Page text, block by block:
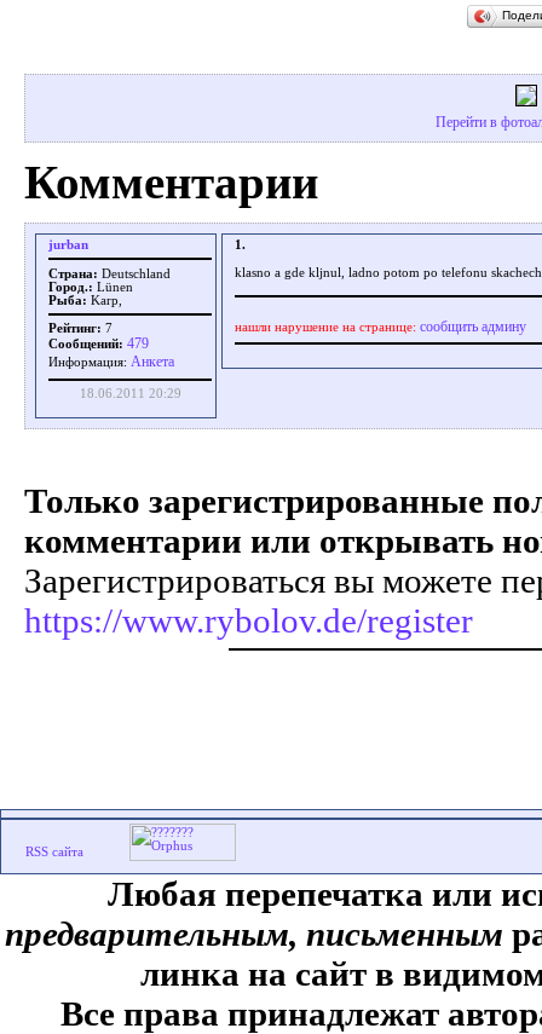
Перейти в
Комментарии
jurban
Страна: Deutschland
Город.: Lünen
Рыба: Karp,
Рейтинг: 7
Сообщений: 479
Информация: Aнкета
18.06.2011 20:29
1.
klasno a gde kljnul, ladno potom po telefonu
нашли нарушение на странице: сообщить админу
Только зарегистрированные
комментарии или открывать
Зарегистрироваться вы можете
https://www.rybolov.de/register
Любая перепечатка или
предварительным, письменным
линка на сайт в
Все права принадлежат